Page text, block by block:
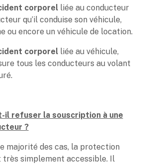
corporelliée au conducteur
qu’il conduise son véhicule,
ou encore un véhicule de location.
corporelliée au véhicule,
tous les conducteurs au volant
il refuser la souscription à une
?
majorité des cas, la protection
très simplement accessible. Il